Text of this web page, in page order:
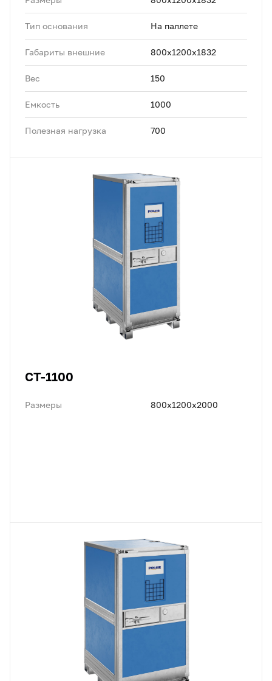
Тип основания На паллете
Габариты внешние 800x1200x1832
Вес 150
Емкость 1000
Полезная нагрузка 700
CT-1100
Размеры 800x1200x2000